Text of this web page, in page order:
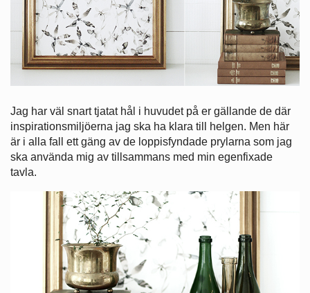
Jag har väl snart tjatat hål i huvudet på er gällande de där
inspirationsmiljöerna jag ska ha klara till helgen. Men här
är i alla fall ett gäng av de loppisfyndade prylarna som jag
ska använda mig av tillsammans med min egenfixade
tavla.